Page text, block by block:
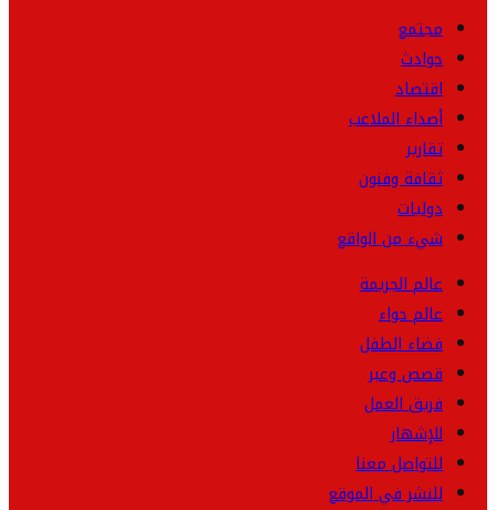
مجتمع
حوادث
اقتصاد
أصداء الملاعب
تقارير
ثقافة وفنون
دوليات
شيء من الواقع
عالم الجريمة
عالم حواء
فضاء الطفل
قصص وعبر
فريق العمل
للإشهار
للتواصل معنا
للنشر في الموقع